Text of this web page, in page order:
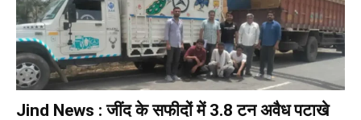
Jind News : जींद के सफीदों में 3.8 टन अवैध पटाखे